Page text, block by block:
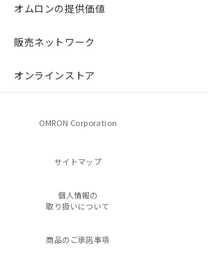
オムロンの提供価値
販売ネットワーク
オンラインストア
OMRON Corporation
サイトマップ
個人情報の
取り扱いについて
商品のご承諾事項